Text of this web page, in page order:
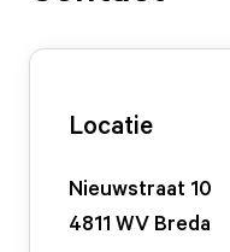
Locatie
Nieuwstraat 10
4811 WV Breda